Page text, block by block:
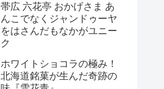
帯広 六花亭 おかげさま あ
んこでなくジャンドゥーヤ
をはさんだもなかがユニー
ク
ホワイトショコラの極み！
北海道銘菓が生んだ奇跡の